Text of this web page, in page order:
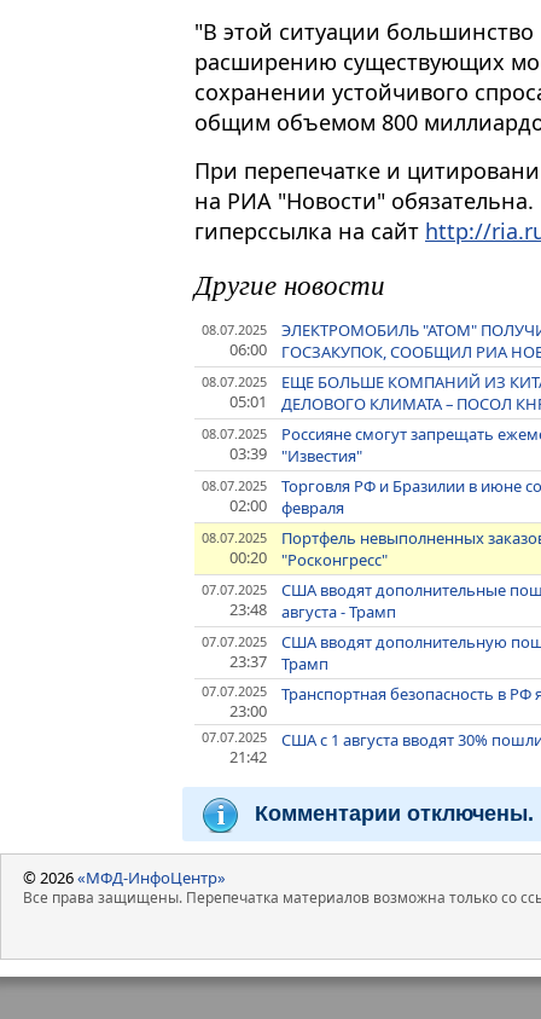
"В этой ситуации
расширению существующих
сохранении устойчивого
общим объемом 800
При перепечатке и
на РИА "Новости"
гиперссылка на сайт http://
Другие новости
08.07.2025
06:00
ЭЛЕКТРОМОБИЛЬ "АТОМ"
ГОСЗАКУПОК, СООБЩИЛ РИА
08.07.2025
05:01
ЕЩЕ БОЛЬШЕ КОМПАНИЙ ИЗ
ДЕЛОВОГО КЛИМАТА – ПОСОЛ
08.07.2025
03:39
Россияне смогут запрещать
"Известия"
08.07.2025
02:00
Торговля РФ и Бразилии в июне
февраля
08.07.2025
00:20
Портфель невыполненных
"Росконгресс"
07.07.2025
23:48
США вводят дополнительные
августа - Трамп
07.07.2025
23:37
США вводят дополнительную
Трамп
07.07.2025
23:00
Транспортная безопасность в
07.07.2025
21:42
США с 1 августа вводят 30%
Комментарии отключены.
© 2026«МФД-ИнфоЦентр»
Все права защищены. Перепечатка материалов возможна только со